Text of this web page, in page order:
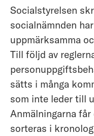
Socialstyrelsen
socialnämnden
uppmärksamma
Till följd av
sätts i många
som inte leder till
Anmälningarna
sorteras i